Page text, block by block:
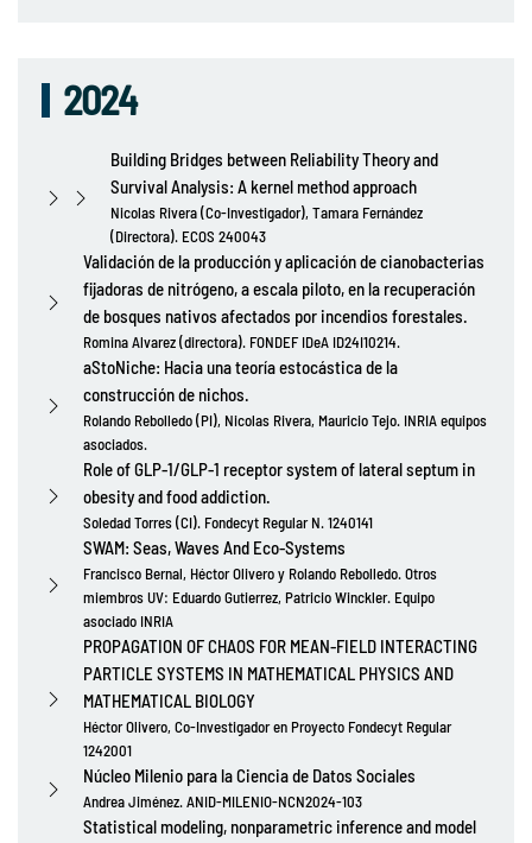
2024
Building Bridges between Reliability Theory and
Survival Analysis: A kernel method approach
Nicolas Rivera (Co-Investigador), Tamara Fernández
(Directora). ECOS 240043
Validación de la producción y aplicación de cianobacterias
fijadoras de nitrógeno, a escala piloto, en la recuperación
de bosques nativos afectados por incendios forestales.
Romina Alvarez (directora). FONDEF IDeA ID24I10214.
aStoNiche: Hacia una teoría estocástica de la
construcción de nichos.
Rolando Rebolledo (PI), Nicolas Rivera, Mauricio Tejo. INRIA equipos
asociados.
Role of GLP-1/GLP-1 receptor system of lateral septum in
obesity and food addiction.
Soledad Torres (CI). Fondecyt Regular N. 1240141
SWAM: Seas, Waves And Eco-Systems
Francisco Bernal, Héctor Olivero y Rolando Rebolledo. Otros
miembros UV: Eduardo Gutierrez, Patricio Winckler. Equipo
asociado INRIA
PROPAGATION OF CHAOS FOR MEAN-FIELD INTERACTING
PARTICLE SYSTEMS IN MATHEMATICAL PHYSICS AND
MATHEMATICAL BIOLOGY
Héctor Olivero, Co-Investigador en Proyecto Fondecyt Regular
1242001
Núcleo Milenio para la Ciencia de Datos Sociales
Andrea Jiménez. ANID-MILENIO-NCN2024-103
Statistical modeling, nonparametric inference and model